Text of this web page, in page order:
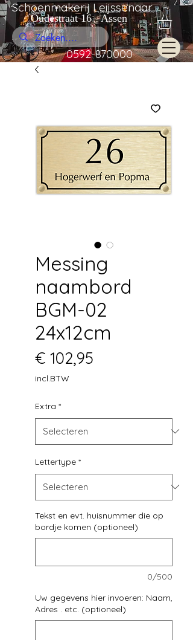
Schoenmakerij Leijssenaar
Oudestraat 16 Assen
0592-870000
Messing
naambord
BGM-02
24x12cm
€ 102,95
incl.BTW
Extra *
Lettertype *
Tekst en evt. huisnummer die op
bordje komen (optioneel)
0/500
Uw gegevens hier invoeren: Naam,
Adres . etc. (optioneel)